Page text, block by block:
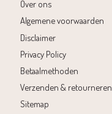
Over ons
Algemene voorwaarden
Disclaimer
Privacy Policy
Betaalmethoden
Verzenden & retourneren
Sitemap